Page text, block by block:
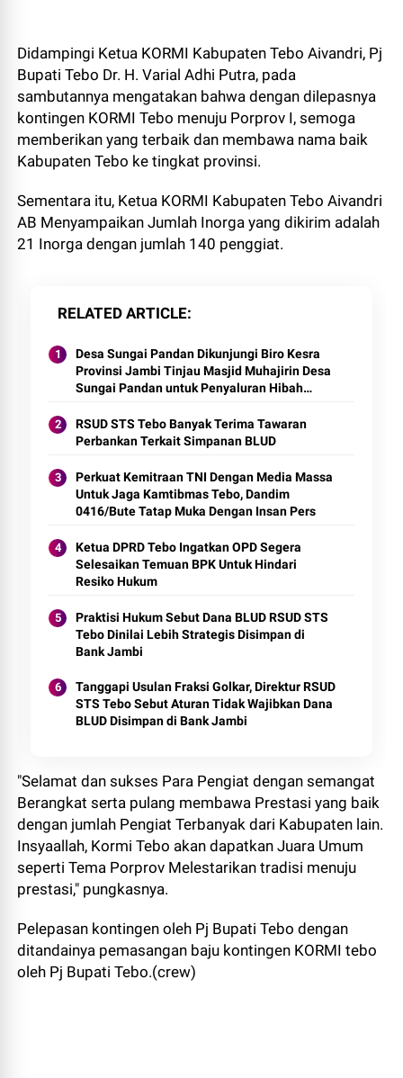
Didampingi Ketua KORMI Kabupaten Tebo Aivandri, Pj
Bupati Tebo Dr. H. Varial Adhi Putra, pada
sambutannya mengatakan bahwa dengan dilepasnya
kontingen KORMI Tebo menuju Porprov I, semoga
memberikan yang terbaik dan membawa nama baik
Kabupaten Tebo ke tingkat provinsi.
Sementara itu, Ketua KORMI Kabupaten Tebo Aivandri
AB Menyampaikan Jumlah Inorga yang dikirim adalah
21 Inorga dengan jumlah 140 penggiat.
RELATED ARTICLE
Desa Sungai Pandan Dikunjungi Biro Kesra
Provinsi Jambi Tinjau Masjid Muhajirin Desa
Sungai Pandan untuk Penyaluran Hibah
RSUD STS Tebo Banyak Terima Tawaran
Perbankan Terkait Simpanan BLUD
Perkuat Kemitraan TNI Dengan Media Massa
Untuk Jaga Kamtibmas Tebo, Dandim
0416/Bute Tatap Muka Dengan Insan Pers
Ketua DPRD Tebo Ingatkan OPD Segera
Selesaikan Temuan BPK Untuk Hindari
Resiko Hukum
Praktisi Hukum Sebut Dana BLUD RSUD STS
Tebo Dinilai Lebih Strategis Disimpan di
Bank Jambi
Tanggapi Usulan Fraksi Golkar, Direktur RSUD
STS Tebo Sebut Aturan Tidak Wajibkan Dana
BLUD Disimpan di Bank Jambi
"Selamat dan sukses Para Pengiat dengan semangat
Berangkat serta pulang membawa Prestasi yang baik
dengan jumlah Pengiat Terbanyak dari Kabupaten lain.
Insyaallah, Kormi Tebo akan dapatkan Juara Umum
seperti Tema Porprov Melestarikan tradisi menuju
prestasi," pungkasnya.
Pelepasan kontingen oleh Pj Bupati Tebo dengan
ditandainya pemasangan baju kontingen KORMI tebo
oleh Pj Bupati Tebo.(crew)